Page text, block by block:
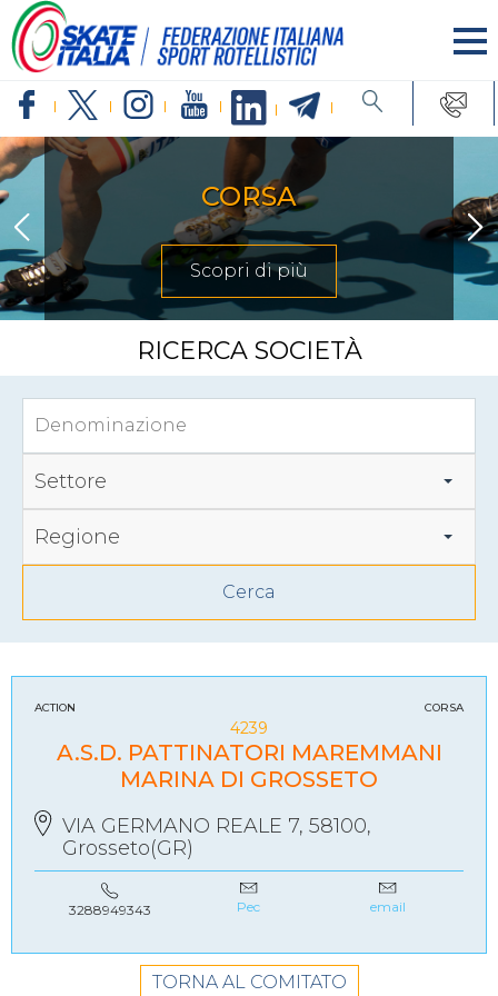
CORSA
Scopri di più
RICERCA SOCIETÀ
Settore
Regione
ACTION CORSA
4239
A.S.D. PATTINATORI MAREMMANI
MARINA DI GROSSETO
VIA GERMANO REALE 7, 58100,
Grosseto(GR)
3288949343 Pec email
TORNA AL COMITATO